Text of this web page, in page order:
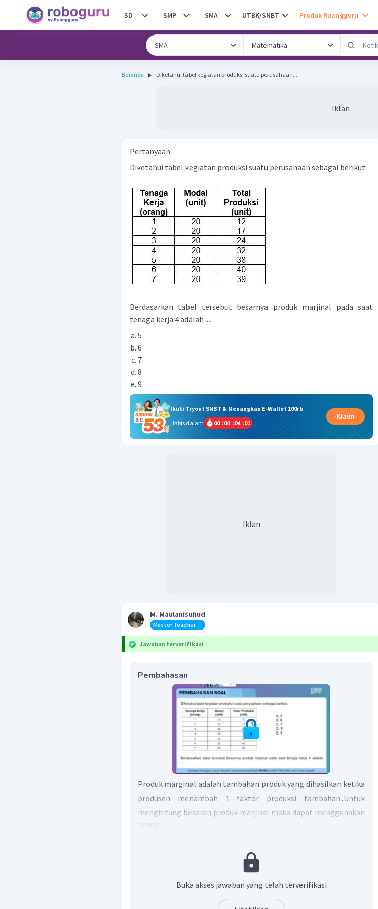
SD SMP SMA UTBK/SNBT Produk Ruangguru
Beranda Diketahui tabel kegiatan produksi suatu perusahaan...
Iklan
Pertanyaan
Diketahui tabel kegiatan produksi suatu perusahaan sebagai berikut:
Berdasarkan tabel tersebut besarnya produk marjinal pada saat
tenaga kerja 4 adalah ....
5
6
7
8
9
Ikuti Tryout SNBT & Menangkan E-Wallet 100rb
Habis dalam
00 :01 :04 :00
Klaim
Iklan
M. Maulanisuhud
Master Teacher
Jawaban terverifikasi
Pembahasan
Produk marginal adalah tambahan produk yang dihasilkan ketika
produsen menambah 1 faktor produksi tambahan.Untuk
menghitung besaran produk marjinal maka dapat menggunakan
rumus:
Untuk menghitung produk marjinal saat tenaga kerja 4,
memerlukan data TP (total produksi) dari tenaga kerja
Buka akses jawaban yang telah terverifikasi